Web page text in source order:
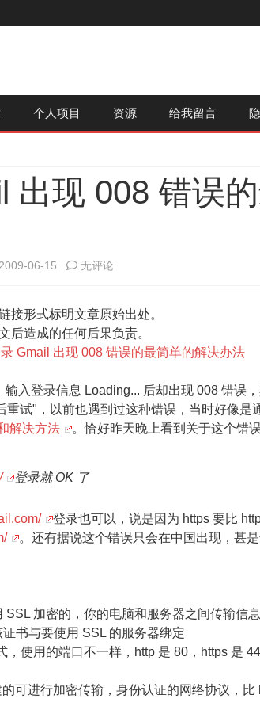
至
个人项目 资源 给我留言
出现 008 错误
2009-06-15 Web
录
Gmail
现
008
误
的
最
的
解
无评论
接形式标明文章原始出处。
后造成的任何后果负责。
Gmail 出现 008 错误的最简单的解决办法
入登录信息 Loading... 后却出现 008 错误
试"，以前也遇到过这种错误，当时好像是
解决方法
。恰好昨天晚上看到关于这个错
登录就 OK 了
登录也可以，说是因为 https 要比
。还有据说这个错误只会在中国出现，甚是
加密的，你的电脑和服务器之间传输信
书与要使用 SSL 的服务器绑定
，使用的端口不一样，http 是 80，https 是
可进行加密传输，身份认证的网络协议，比